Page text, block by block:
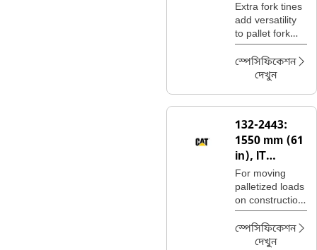
Extra fork tines
add versatility
to pallet fork
carriages for
moving a wide
variety of
স্পেসিফিকেশন
দেখুন
132-2443:
1550 mm (61
in), IT
Coupler,
Class III
For moving
palletized loads
on construction
sites, handling
bagged fertilizer
and seed at
স্পেসিফিকেশন
দেখুন